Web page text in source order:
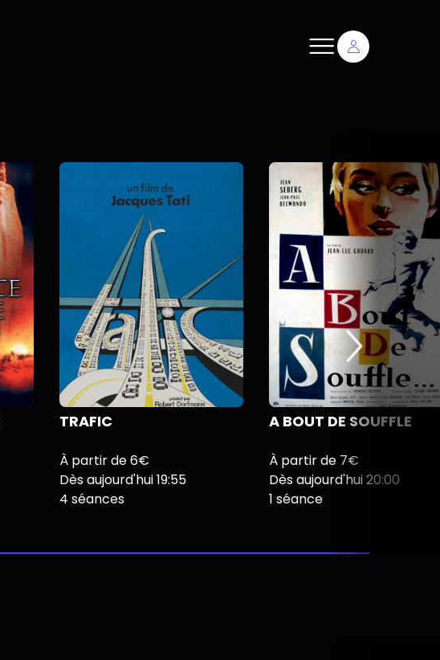
TRAFIC
À partir de 6€
Dès aujourd'hui 19:55
4 séances
A BOUT DE SOUFFLE
À partir de 7€
Dès aujourd'hui 20:00
1 séance